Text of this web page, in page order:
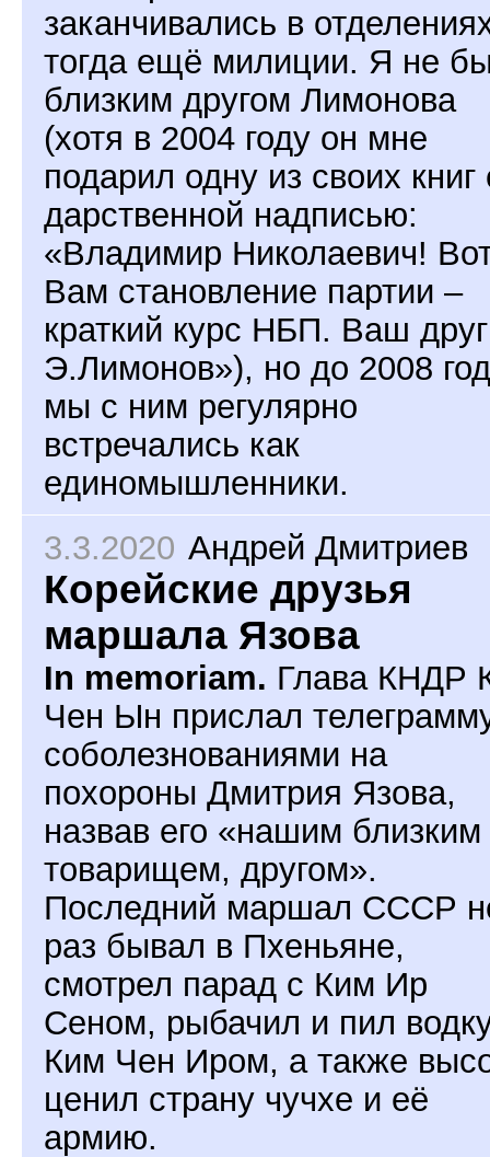
заканчивались в
тогда ещё милиции. Я не
близким другом Лимонова
(хотя в 2004 году он мне
подарил одну из своих книг
дарственной надписью:
«Владимир Николаевич!
Вам становление партии –
краткий курс НБП. Ваш друг
Э.Лимонов»), но до 2008
мы с ним регулярно
встречались как
единомышленники.
3.3.2020 Андрей Дмитриев
Корейские друзья
маршала Язова
In memoriam. Глава КНДР
Чен Ын прислал
соболезнованиями на
похороны Дмитрия Язова,
назвав его «нашим близким
товарищем, другом».
Последний маршал СССР
раз бывал в Пхеньяне,
смотрел парад с Ким Ир
Сеном, рыбачил и пил
Ким Чен Иром, а также
ценил страну чучхе и её
армию.